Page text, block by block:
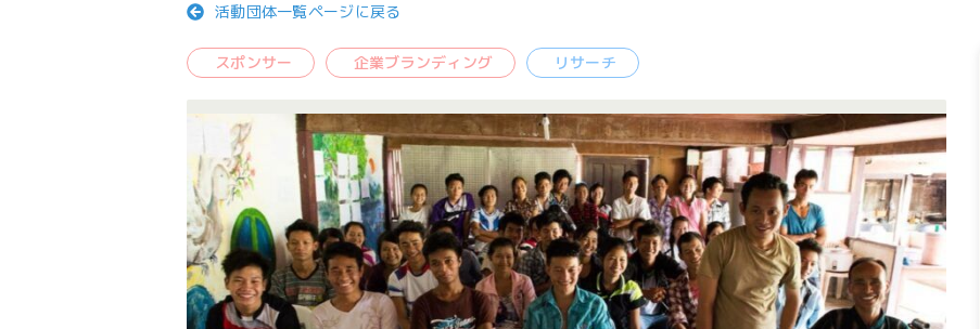
活動団体一覧ページに戻る
スポンサー 企業ブランディング リサーチ